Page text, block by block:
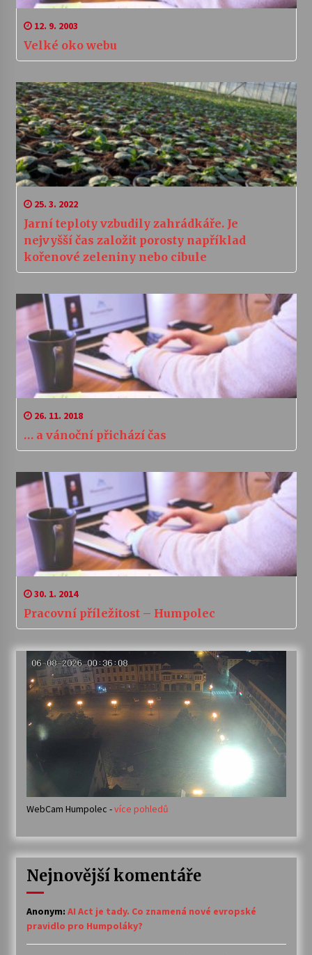
12. 9. 2003
Velké oko webu
25. 3. 2022
Jarní teploty vzbudily zahrádkáře. Je
nejvyšší čas založit porosty například
kořenové zeleniny nebo cibule
26. 11. 2018
… a vánoční přichází čas
30. 1. 2014
Pracovní příležitost – Humpolec
WebCam Humpolec -více pohledů
Nejnovější komentáře
Anonym: AI Act je tady. Co znamená nové evropské
pravidlo pro Humpoláky?